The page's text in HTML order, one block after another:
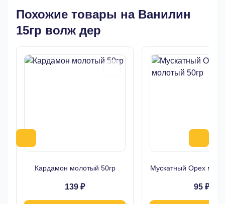
Похожие товары на Ванилин
15гр волж дер
Кардамон молотый 50гр
139 ₽
Мускатный Орех
95 ₽